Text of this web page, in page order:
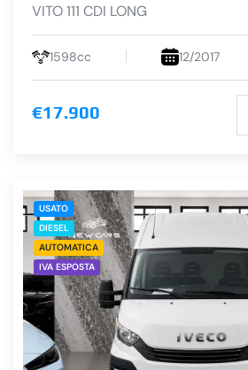
VITO 111 CDI LONG
1598cc 12/2017
€17.900
USATO
DIESEL
AUTOMATICA
IVA ESPOSTA